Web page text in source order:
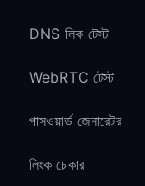
DNS লিক টেস্ট
WebRTC টেস্ট
পাসওয়ার্ড জেনারেটর
লিংক চেকার